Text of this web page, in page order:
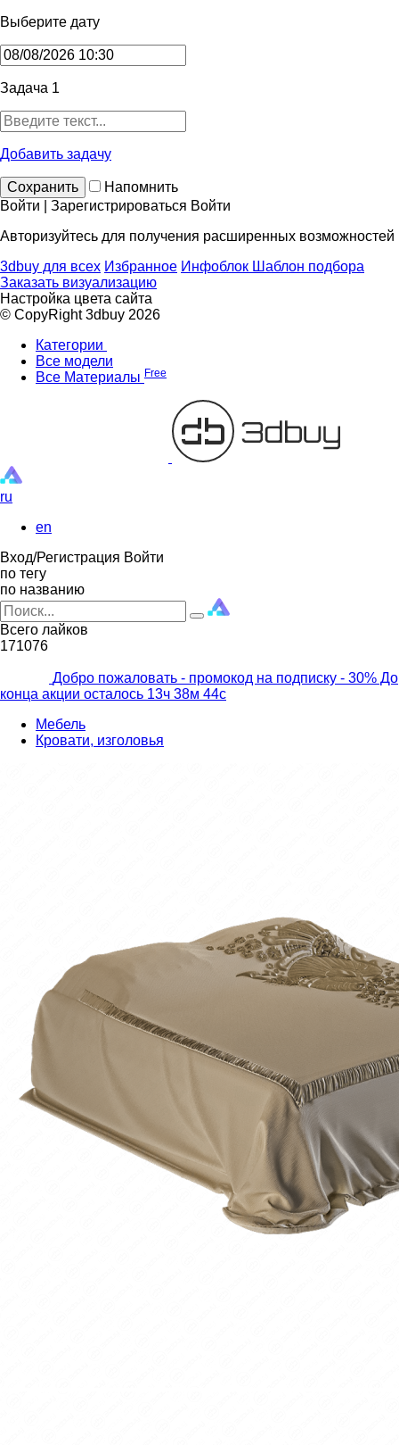
Выберите дату
Задача 1
Добавить задачу
Сохранить
Напомнить
Войти | Зарегистрироваться Войти
Авторизуйтесь для получения расширенных возможностей
3dbuy для всех Избранное Инфоблок Шаблон подбора
Заказать визуализацию
Настройка цвета сайта
© CopyRight 3dbuy 2026
Категории
Все модели
Все Материалы Free
ru
en
Вход/Регистрация Войти
по тегу
по названию
Всего лайков
171076
Добро пожаловать - промокод на подписку - 30% До
конца акции осталось 13ч 38м 43с
Мебель
Кровати, изголовья